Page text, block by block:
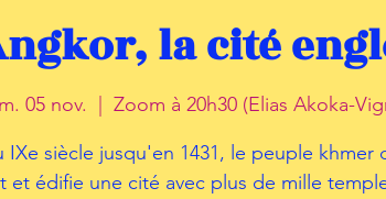
la cité
05 nov.
Zoom à 20h30 (Elias Akoka-
IXe siècle jusqu'en 1431, le peuple khmer
et édifie une cité avec plus de mille